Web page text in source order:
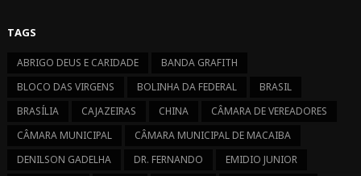
TAGS
ABRIGO DEUS E CARIDADE
BANDA GRAFITH
BLOCO DAS VIRGENS
BOLINHA DA FEDERAL
BRASIL
BRASÍLIA
CAJAZEIRAS CHINA
CÂMARA DE VEREADORES
CÂMARA MUNICIPAL
CÂMARA MUNICIPAL DE MACAIBA
DENILSON GADELHA
DR. FERNANDO
EMIDIO JUNIOR